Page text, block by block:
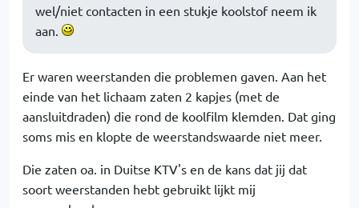
wel/niet contacten in een stukje koolstof neem ik
aan.
Er waren weerstanden die problemen gaven. Aan het
einde van het lichaam zaten 2 kapjes (met de
aansluitdraden) die rond de koolfilm klemden. Dat ging
soms mis en klopte de weerstandswaarde niet meer.
Die zaten oa. in Duitse KTV's en de kans dat jij dat
soort weerstanden hebt gebruikt lijkt mij